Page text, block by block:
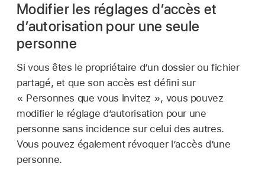
Modifier les réglages d’accès et
d’autorisation pour une seule
personne
Si vous êtes le propriétaire d’un dossier ou fichier
partagé, et que son accès est défini sur
« Personnes que vous invitez », vous pouvez
modifier le réglage d’autorisation pour une
personne sans incidence sur celui des autres.
Vous pouvez également révoquer l’accès d’une
personne.